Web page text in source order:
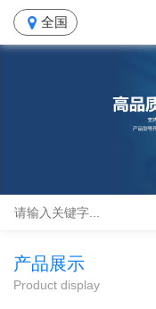
全国
产品展示
Product display